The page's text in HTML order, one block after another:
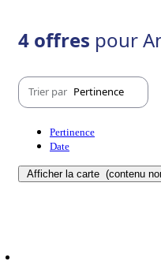
4 offres pour
Trier par Pertinence
Pertinence
Date
Afficher la carte (contenu